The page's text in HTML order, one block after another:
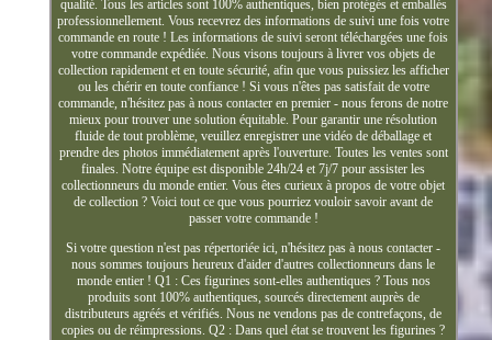
qualité. Tous les articles sont 100% authentiques, bien protégés et emballés
professionnellement. Vous recevrez des informations de suivi une fois votre
commande en route ! Les informations de suivi seront téléchargées une fois
votre commande expédiée. Nous visons toujours à livrer vos objets de
collection rapidement et en toute sécurité, afin que vous puissiez les afficher
ou les chérir en toute confiance ! Si vous n'êtes pas satisfait de votre
commande, n'hésitez pas à nous contacter en premier - nous ferons de notre
mieux pour trouver une solution équitable. Pour garantir une résolution
fluide de tout problème, veuillez enregistrer une vidéo de déballage et
prendre des photos immédiatement après l'ouverture. Toutes les ventes sont
finales. Notre équipe est disponible 24h/24 et 7j/7 pour assister les
collectionneurs du monde entier. Vous êtes curieux à propos de votre objet
de collection ? Voici tout ce que vous pourriez vouloir savoir avant de
passer votre commande !
Si votre question n'est pas répertoriée ici, n'hésitez pas à nous contacter -
nous sommes toujours heureux d'aider d'autres collectionneurs dans le
monde entier ! Q1 : Ces figurines sont-elles authentiques ? Tous nos
produits sont 100% authentiques, sourcés directement auprès de
distributeurs agréés et vérifiés. Nous ne vendons pas de contrefaçons, de
copies ou de réimpressions. Q2 : Dans quel état se trouvent les figurines ?